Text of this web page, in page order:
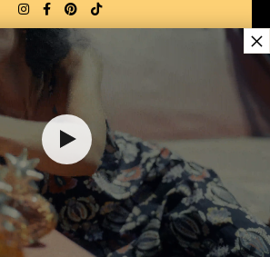
82,00 €
1
AU PANIER
MEILLEUR SITE DE COMMERCE
en ligne 2025 par le magazine Capital
×